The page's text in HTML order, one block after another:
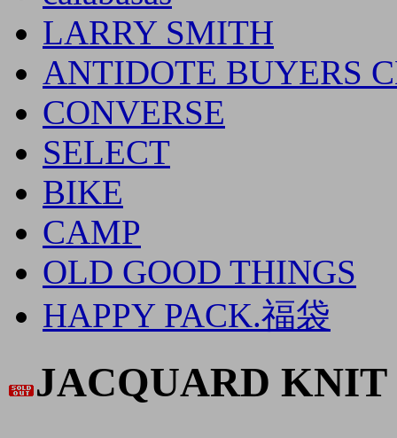
LARRY SMITH
ANTIDOTE BUYERS
CONVERSE
SELECT
BIKE
CAMP
OLD GOOD THINGS
HAPPY PACK.福袋
JACQUARD KNIT